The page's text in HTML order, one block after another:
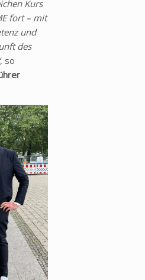
Kurs
fort – mit
und
des
, so